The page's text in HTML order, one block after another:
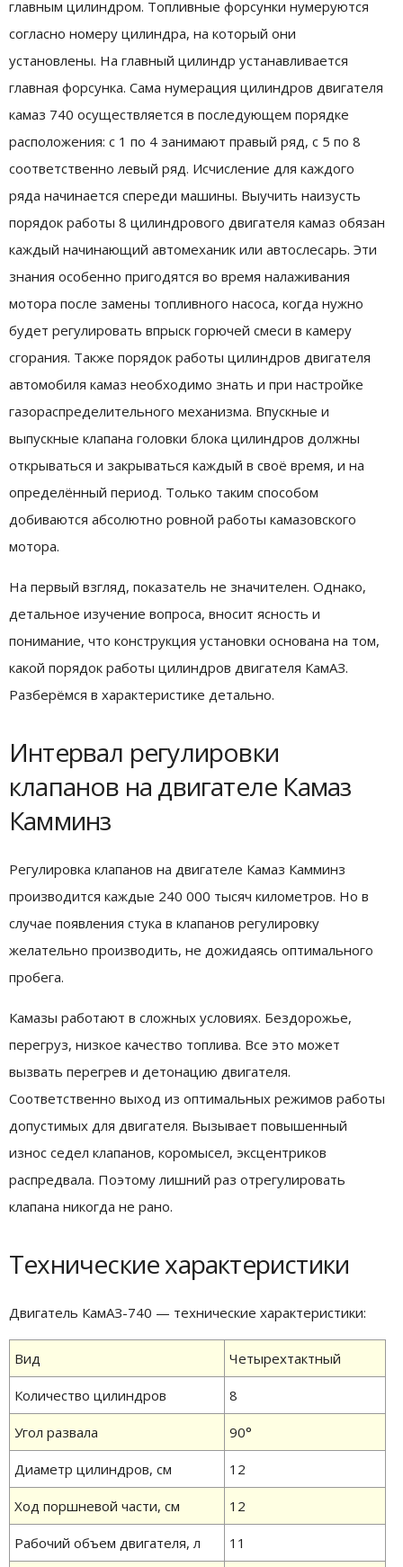
главным цилиндром. Топливные форсунки нумеруются
согласно номеру цилиндра, на который они
установлены. На главный цилиндр устанавливается
главная форсунка. Сама нумерация цилиндров двигателя
камаз 740 осуществляется в последующем порядке
расположения: с 1 по 4 занимают правый ряд, с 5 по 8
соответственно левый ряд. Исчисление для каждого
ряда начинается спереди машины. Выучить наизусть
порядок работы 8 цилиндрового двигателя камаз обязан
каждый начинающий автомеханик или автослесарь. Эти
знания особенно пригодятся во время налаживания
мотора после замены топливного насоса, когда нужно
будет регулировать впрыск горючей смеси в камеру
сгорания. Также порядок работы цилиндров двигателя
автомобиля камаз необходимо знать и при настройке
газораспределительного механизма. Впускные и
выпускные клапана головки блока цилиндров должны
открываться и закрываться каждый в своё время, и на
определённый период. Только таким способом
добиваются абсолютно ровной работы камазовского
мотора.
На первый взгляд, показатель не значителен. Однако,
детальное изучение вопроса, вносит ясность и
понимание, что конструкция установки основана на том,
какой порядок работы цилиндров двигателя КамАЗ.
Разберёмся в характеристике детально.
Интервал регулировки
клапанов на двигателе Камаз
Камминз
Регулировка клапанов на двигателе Камаз Камминз
производится каждые 240 000 тысяч километров. Но в
случае появления стука в клапанов регулировку
желательно производить, не дожидаясь оптимального
пробега.
Камазы работают в сложных условиях. Бездорожье,
перегруз, низкое качество топлива. Все это может
вызвать перегрев и детонацию двигателя.
Соответственно выход из оптимальных режимов работы
допустимых для двигателя. Вызывает повышенный
износ седел клапанов, коромысел, эксцентриков
распредвала. Поэтому лишний раз отрегулировать
клапана никогда не рано.
Технические характеристики
Двигатель КамАЗ-740 — технические характеристики:
Вид Четырехтактный
Количество цилиндров 8
Угол развала 90°
Диаметр цилиндров, см 12
Ход поршневой части, см 12
Рабочий объем двигателя, л 11